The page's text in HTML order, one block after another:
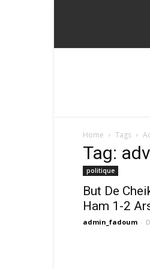
Home Tags
Tag:
politique
But De
Ham 1-2
admin_fadoum -